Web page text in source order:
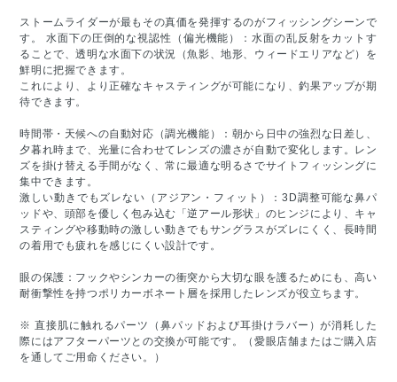
ストームライダーが最もその真価を発揮するのがフィッシングシーンで
す。 水面下の圧倒的な視認性（偏光機能）：水面の乱反射をカットす
ることで、透明な水面下の状況（魚影、地形、ウィードエリアなど）を
鮮明に把握できます。
これにより、より正確なキャスティングが可能になり、釣果アップが期
待できます。
時間帯・天候への自動対応（調光機能）：朝から日中の強烈な日差し、
夕暮れ時まで、光量に合わせてレンズの濃さが自動で変化します。レン
ズを掛け替える手間がなく、常に最適な明るさでサイトフィッシングに
集中できます。
激しい動きでもズレない（アジアン・フィット）：3D調整可能な鼻パ
ッドや、頭部を優しく包み込む「逆アール形状」のヒンジにより、キャ
スティングや移動時の激しい動きでもサングラスがズレにくく、長時間
の着用でも疲れを感じにくい設計です。
眼の保護：フックやシンカーの衝突から大切な眼を護るためにも、高い
耐衝撃性を持つポリカーボネート層を採用したレンズが役立ちます。
※ 直接肌に触れるパーツ（鼻パッドおよび耳掛けラバー）が消耗した
際にはアフターパーツとの交換が可能です。（愛眼店舗またはご購入店
を通してご用命ください。）